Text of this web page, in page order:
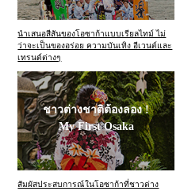
นำเสนอสีสันของโอซาก้าแบบเรียลไทม์ ไม่
ว่าจะเป็นของอร่อย ความบันเทิง อีเวนต์และ
เทรนด์ต่างๆ
ชาวต่างชาติต้องลอง !
My First Osaka
สัมผัสประสบการณ์ในโอซาก้าที่ชาวต่าง